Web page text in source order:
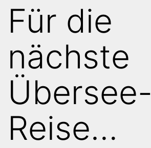
Für die
nächste
Übersee-
Reise…